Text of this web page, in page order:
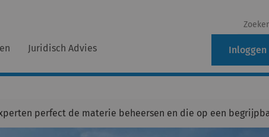
Juridisch Advies Inloggen
perfect de materie beheersen en die op een